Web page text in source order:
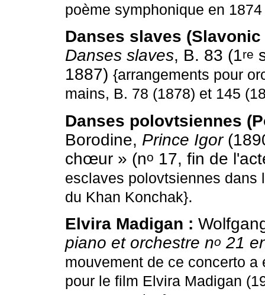
poème symphonique en
Danses slaves (Slavonic
Danses slaves, B. 83 (1re
1887) {arrangements pour
mains, B. 78 (1878) et 145
Danses polovtsiennes
Borodine, Prince Igor
chœur » (no 17, fin de
esclaves polovtsiennes dans
du Khan Konchak}.
Elvira Madigan :
piano et orchestre no 21
mouvement de ce concerto
pour le film Elvira Madigan